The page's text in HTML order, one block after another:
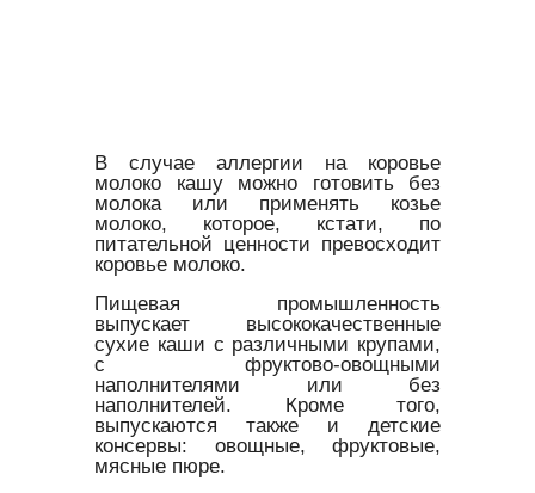
В случае аллергии на коровье
молоко кашу можно готовить без
молока или применять козье
молоко, которое, кстати, по
питательной ценности превосходит
коровье молоко.
Пищевая промышленность
выпускает высококачественные
сухие каши с различными крупами,
с фруктово-овощными
наполнителями или без
наполнителей. Кроме того,
выпускаются также и детские
консервы: овощные, фруктовые,
мясные пюре.